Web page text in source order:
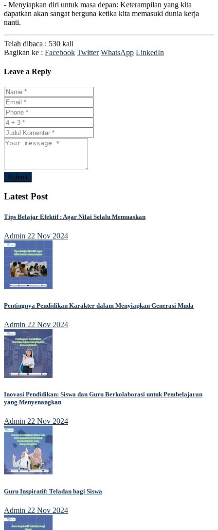
- Menyiapkan diri untuk masa depan: Keterampilan yang kita
dapatkan akan sangat berguna ketika kita memasuki dunia kerja
nanti.
Telah dibaca : 530 kali
Bagikan ke : Facebook Twitter WhatsApp LinkedIn
Leave a Reply
Submit
Latest Post
Tips Belajar Efektif : Agar Nilai Selalu Memuaskan
Admin 22 Nov 2024
Pentingnya Pendidikan Karakter dalam Menyiapkan Generasi Muda
Admin 22 Nov 2024
Inovasi Pendidikan: Siswa dan Guru Berkolaborasi untuk Pembelajaran
yang Menyenangkan
Admin 22 Nov 2024
Guru Inspiratif: Teladan bagi Siswa
Admin 22 Nov 2024